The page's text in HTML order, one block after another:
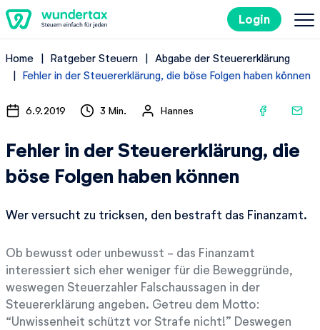
Login
So geht's
Kosten
Steuertipps
Steuer-Lexikon
Kostenlos ausprobieren
Home Ratgeber Steuern
Abgabe der Steuererklärung
Fehler in der Steuererklärung, die böse Folgen haben können
6.9.2019 3 Min. Hannes
Fehler in der Steuererklärung, die
böse Folgen haben können
Wer versucht zu tricksen, den bestraft das Finanzamt.
Ob bewusst oder unbewusst - das Finanzamt
interessiert sich eher weniger für die Beweggründe,
weswegen Steuerzahler Falschaussagen in der
Steuererklärung angeben. Getreu dem Motto:
“Unwissenheit schützt vor Strafe nicht!” Deswegen